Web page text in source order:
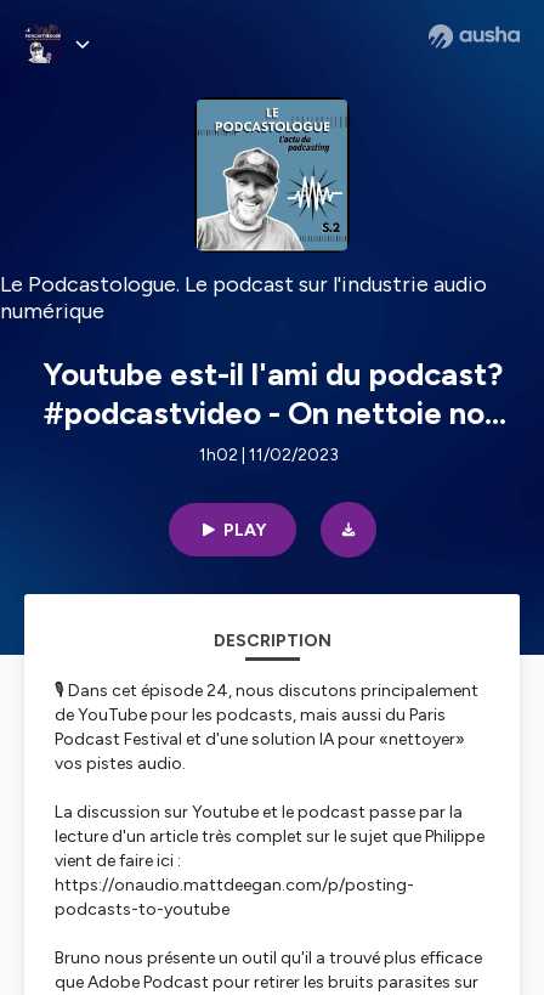
Le Podcastologue. Le podcast sur l'industrie audio
numérique
Youtube est-il l'ami du podcast?
#podcastvideo - On nettoie nos
pistes - Test du SHURE SM7db |
1h02 | 11/02/2023
PLAY
DESCRIPTION
🎙️ Dans cet épisode 24, nous discutons principalement
de YouTube pour les podcasts, mais aussi du Paris
Podcast Festival et d'une solution IA pour «nettoyer»
vos pistes audio.
La discussion sur Youtube et le podcast passe par la
lecture d'un article très complet sur le sujet que Philippe
vient de faire ici :
https://onaudio.mattdeegan.com/p/posting-
podcasts-to-youtube
Bruno nous présente un outil qu'il a trouvé plus efficace
que Adobe Podcast pour retirer les bruits parasites sur